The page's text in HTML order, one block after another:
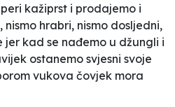
kažiprst i prodajemo i
hrabri, nismo dosljedni,
jer kad se nađemo u džungli i
ostanemo svjesni svoje
vukova čovjek mora